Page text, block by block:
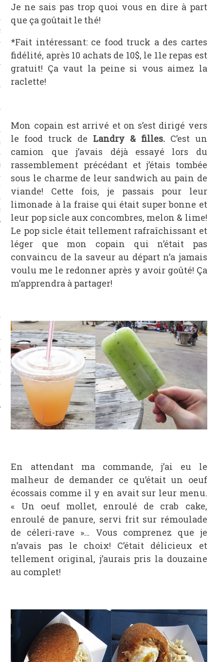
& FRUITS DE MER
UNIS
Je ne sais pas trop quoi vous en dire à part
que ça goûtait le thé!
*Fait intéressant: ce food truck a des cartes
fidélité, après 10 achats de 10$, le 11e repas est
gratuit! Ça vaut la peine si vous aimez la
raclette!
Mon copain est arrivé et on s’est dirigé vers
le food truck de Landry & filles. C’est un
camion que j’avais déjà essayé lors du
rassemblement précédant et j’étais tombée
sous le charme de leur sandwich au pain de
viande! Cette fois, je passais pour leur
limonade à la fraise qui était super bonne et
leur pop sicle aux concombres, melon & lime!
Le pop sicle était tellement rafraîchissant et
léger que mon copain qui n’était pas
convaincu de la saveur au départ n’a jamais
voulu me le redonner après y avoir goûté! Ça
m’apprendra à partager!
En attendant ma commande, j’ai eu le
malheur de demander ce qu’était un oeuf
écossais comme il y en avait sur leur menu.
« Un oeuf mollet, enroulé de crab cake,
enroulé de panure, servi frit sur rémoulade
de céleri-rave »… Vous comprenez que je
n’avais pas le choix! C’était délicieux et
tellement original, j’aurais pris la douzaine
au complet!